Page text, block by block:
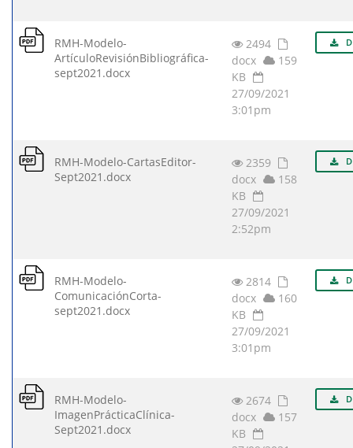
RMH-Modelo-
ArtículoRevisiónBibliográfica-
sept2021.docx
2494
docx
159
KB
27/09/2021
3:01pm
RMH-Modelo-CartasEditor-
Sept2021.docx
2359
docx
158
KB
27/09/2021
2:52pm
RMH-Modelo-
ComunicaciónCorta-
sept2021.docx
2814
docx
160
KB
27/09/2021
3:01pm
RMH-Modelo-
ImagenPrácticaClínica-
Sept2021.docx
2674
docx
157
KB